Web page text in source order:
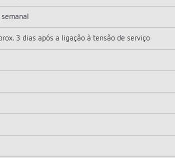
3 dias após a ligação à tensão de serviço